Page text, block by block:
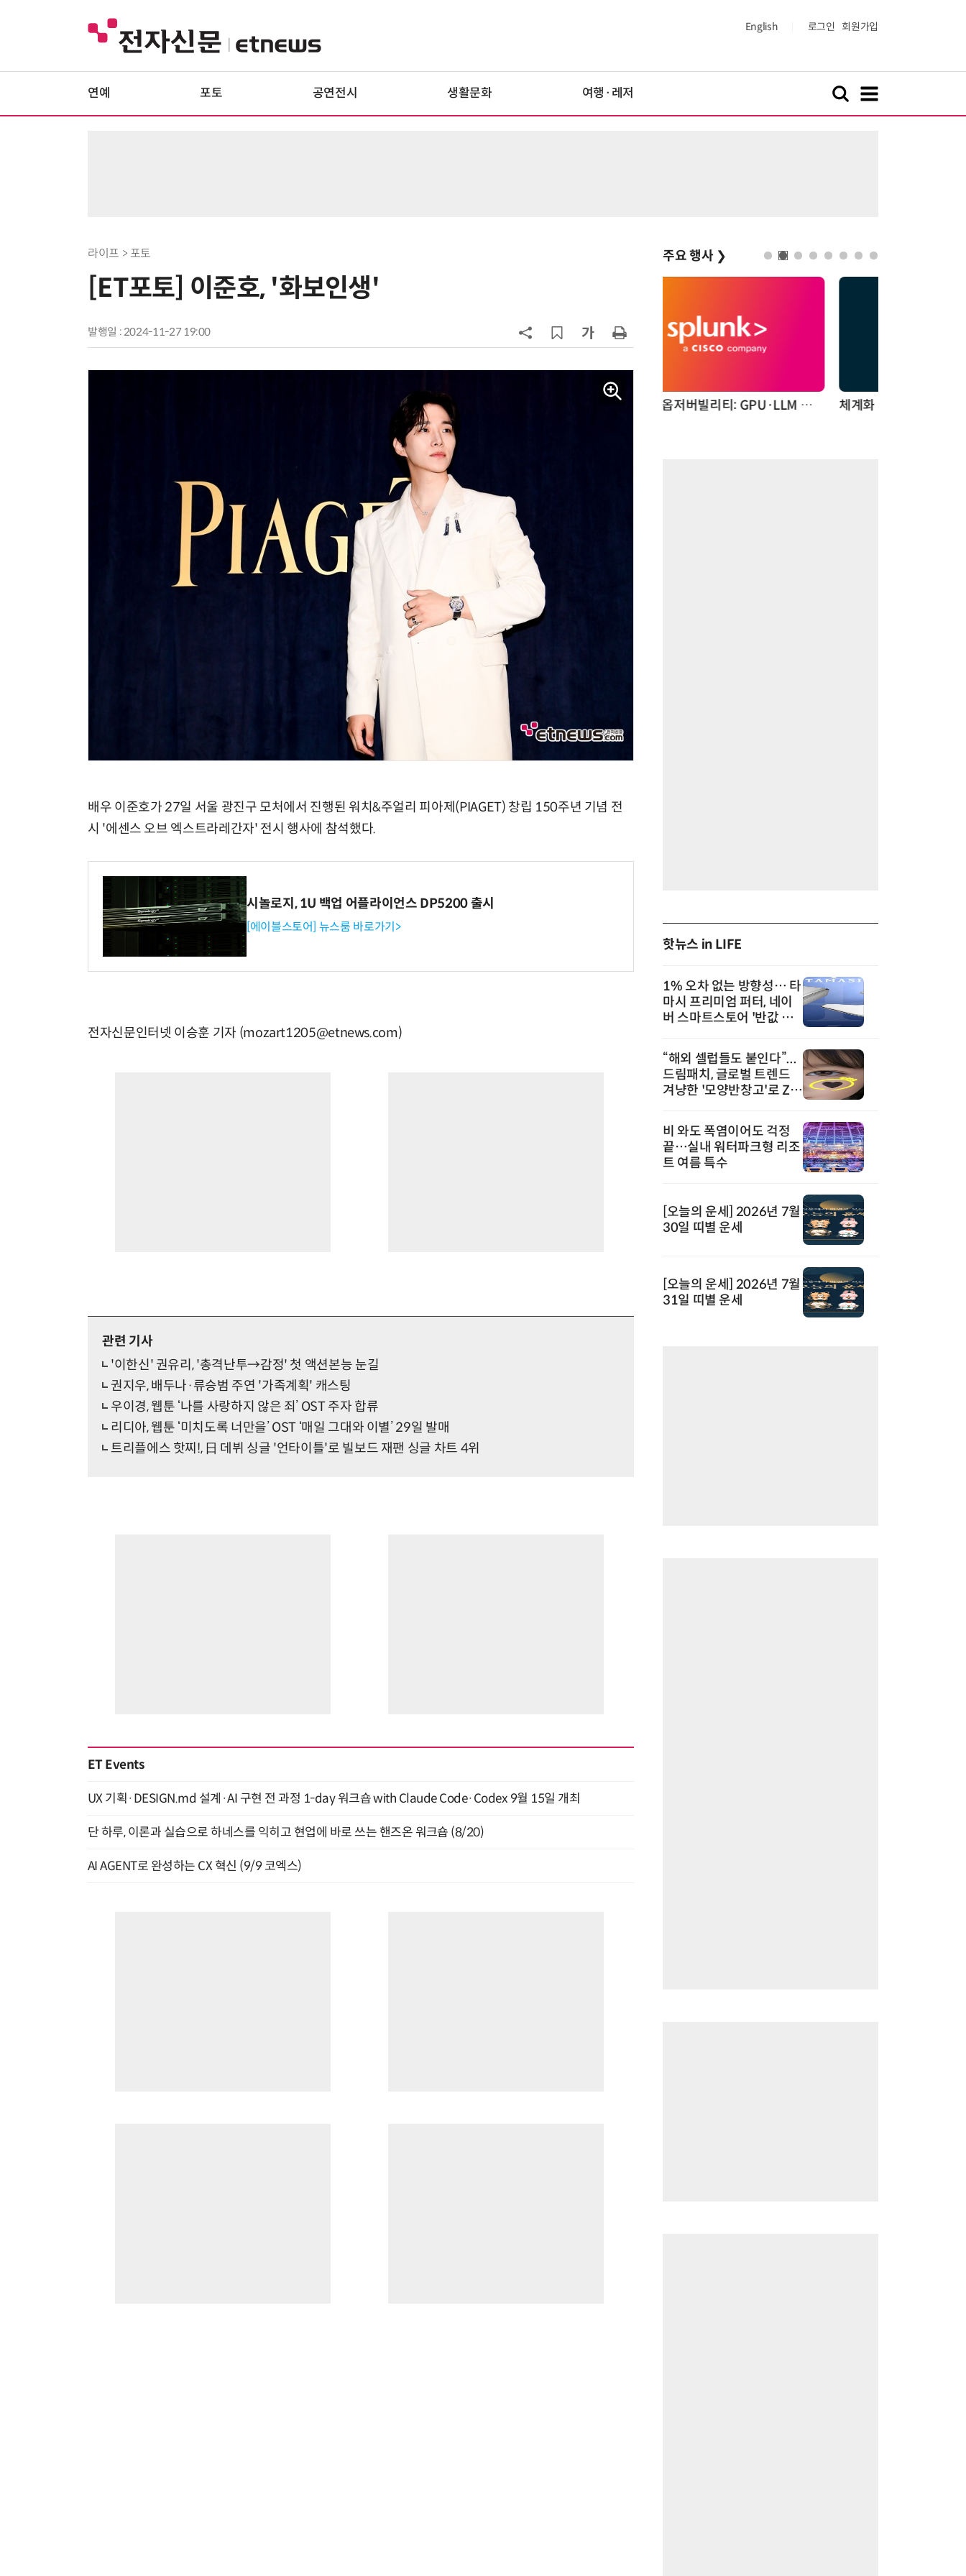
English 로그인 회원가입
연예 포토 공연전시 생활문화 여행·레저
라이프 > 포토
[ET포토] 이준호, '화보인생'
발행일 : 2024-11-27 19:00
배우 이준호가 27일 서울 광진구 모처에서 진행된 워치&주얼리 피아제(PIAGET) 창립 150주년 기념 전
시 '에센스 오브 엑스트라레간자' 전시 행사에 참석했다.
시놀로지, 1U 백업 어플라이언스 DP5200 출시
[에이블스토어] 뉴스룸 바로가기>
전자신문인터넷 이승훈 기자 (mozart1205@etnews.com)
관련 기사
'이한신' 권유리, '총격난투→감정' 첫 액션본능 눈길
권지우, 배두나·류승범 주연 '가족계획' 캐스팅
우이경, 웹툰 ‘나를 사랑하지 않은 죄’ OST 주자 합류
리디아, 웹툰 ‘미치도록 너만을’ OST ‘매일 그대와 이별’ 29일 발매
트리플에스 핫찌!, 日 데뷔 싱글 '언타이틀'로 빌보드 재팬 싱글 차트 4위
ET Events
UX 기획·DESIGN.md 설계·AI 구현 전 과정 1-day 워크숍 with Claude Code·Codex 9월 15일 개최
단 하루, 이론과 실습으로 하네스를 익히고 현업에 바로 쓰는 핸즈온 워크숍 (8/20)
AI AGENT로 완성하는 CX 혁신 (9/9 코엑스)
주요 행사 ❯
AI Native Enterprise를 지원하는 AI Ready Data 플랫폼 활용 전략 체계화 된 데이터가 곧 AI 시대의 경쟁력이다
핫뉴스 in LIFE
1% 오차 없는 방향성… 타
마시 프리미엄 퍼터, 네이
버 스마트스토어 '반값 할
“해외 셀럽들도 붙인다”...
드림패치, 글로벌 트렌드
겨냥한 '모양반창고'로 Z세
비 와도 폭염이어도 걱정
끝…실내 워터파크형 리조
트 여름 특수
[오늘의 운세] 2026년 7월
30일 띠별 운세
[오늘의 운세] 2026년 7월
31일 띠별 운세